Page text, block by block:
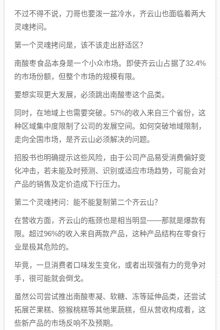
不过不得不说，刀哥也要泼一盆冷水，齐云山也面临着两大
灵魂拷问。
第一个灵魂拷问是，该不该走出舒适区？
南酸枣食品本身是一个小众市场。即使齐云山占据了32.4%
的市场份额，但整个市场的规模有限。
要想实现更大发展，必须跳出南酸枣这个品类。
同时，在地域上也需要突破。57%的收入来自三个省份，这
种区域集中度限制了公司的发展空间。如何突破地域限制，
走向全国市场，是齐云山必须解决的问题。
招股书也明确提示这些风险，由于公司产品易受消费偏好变
化冲击，若未能及时预测、识别或适应市场趋势，可能会对
产品的销售及定价造成下行压力。
第二个灵魂拷问：能不能复制第二个齐云山？
在营收方面，齐云山的瓶颈也是相当明显——那就是爆款有
限。超过96%的收入来自两款产品，这种产品结构在零食行
业是极其危险的。
毕竟，一旦消费者口味发生变化，或者出现强有力的竞争对
手，很可能就会倒戈。
虽然公司尝试推出南酸枣凝、软糖、冻等延伸品类，还尝试
拓展芒果糕、猕猴桃糕等其他果蔬糕，但从营收构成看，这
些新产品的市场反响不及预期。